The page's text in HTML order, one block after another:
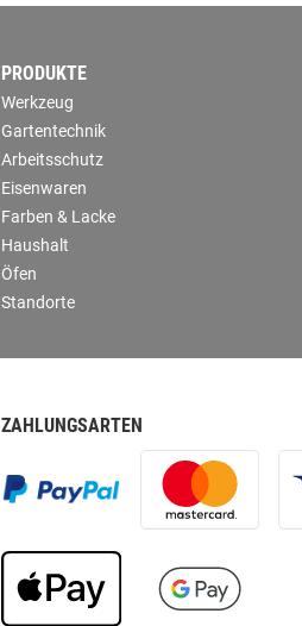
PRODUKTE
Werkzeug
Gartentechnik
Arbeitsschutz
Eisenwaren
Farben & Lacke
Haushalt
Öfen
Standorte
ZAHLUNGSARTEN